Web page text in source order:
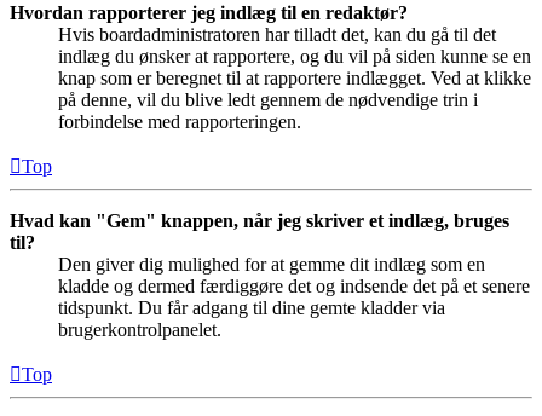
Hvordan rapporterer jeg indlæg til en redaktør?
Hvis boardadministratoren har tilladt det, kan du gå til det
indlæg du ønsker at rapportere, og du vil på siden kunne se en
knap som er beregnet til at rapportere indlægget. Ved at klikke
på denne, vil du blive ledt gennem de nødvendige trin i
forbindelse med rapporteringen.
Top
Hvad kan "Gem" knappen, når jeg skriver et indlæg, bruges
til?
Den giver dig mulighed for at gemme dit indlæg som en
kladde og dermed færdiggøre det og indsende det på et senere
tidspunkt. Du får adgang til dine gemte kladder via
brugerkontrolpanelet.
Top